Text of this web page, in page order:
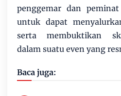
penggemar dan
untuk dapat
serta membuktikan
dalam suatu even yang
Baca juga: